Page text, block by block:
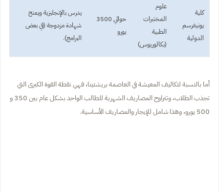
كلية
يونيفرسم
الدولية
علوم
المختبرات
الطبية
(بكالوريوس)
حوالي 3500
يورو
يدرس بالإنجليزية ويمنح
شهادة مزدوجة (في بعض
البرامج).
أما بالنسبة لتكاليف المعيشة في العاصمة بريشتينا، فهي نقطة القوة الكبرى التي
تجذب الطلاب، وتتراوح المصاريف الشهرية للطالب الواحد بشكل عام بين 350 و
500 يورو، وهذا شامل للإيجار والمصاريف الأساسية.